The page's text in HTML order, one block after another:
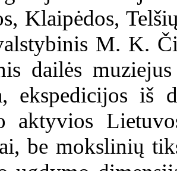
Klaipėdos,
M. K.
dailės
ekspedicijos iš
aktyvios
be mokslinių